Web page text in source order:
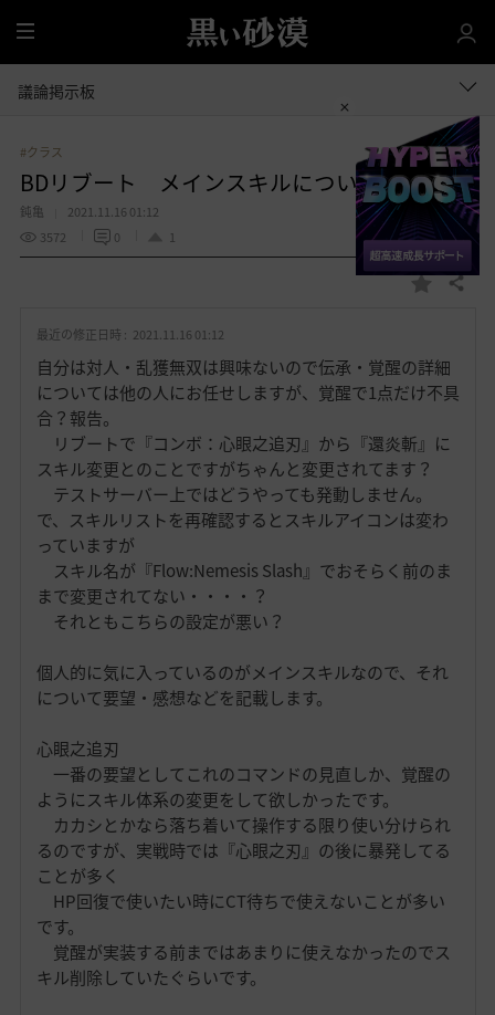
全
体
議論掲示板
#クラス
BDリブート メインスキルについて要望など
鈍亀
2021.11.16 01:12
3572
0 1
お
入
り
共有する
最近の修正日時 : 2021.11.16 01:12
自分は対人・乱獲無双は興味ないので伝承・覚醒の詳細
については他の人にお任せしますが、覚醒で1点だけ不具
合？報告。
リブートで『コンボ：心眼之追刃』から『還炎斬』に
スキル変更とのことですがちゃんと変更されてます？
テストサーバー上ではどうやっても発動しません。
で、スキルリストを再確認するとスキルアイコンは変わ
っていますが
スキル名が『Flow:Nemesis Slash』でおそらく前のま
まで変更されてない・・・・？
それともこちらの設定が悪い？
個人的に気に入っているのがメインスキルなので、それ
について要望・感想などを記載します。
心眼之追刃
一番の要望としてこれのコマンドの見直しか、覚醒の
ようにスキル体系の変更をして欲しかったです。
カカシとかなら落ち着いて操作する限り使い分けられ
るのですが、実戦時では『心眼之刃』の後に暴発してる
ことが多く
HP回復で使いたい時にCT待ちで使えないことが多い
です。
覚醒が実装する前まではあまりに使えなかったのでス
キル削除していたぐらいです。